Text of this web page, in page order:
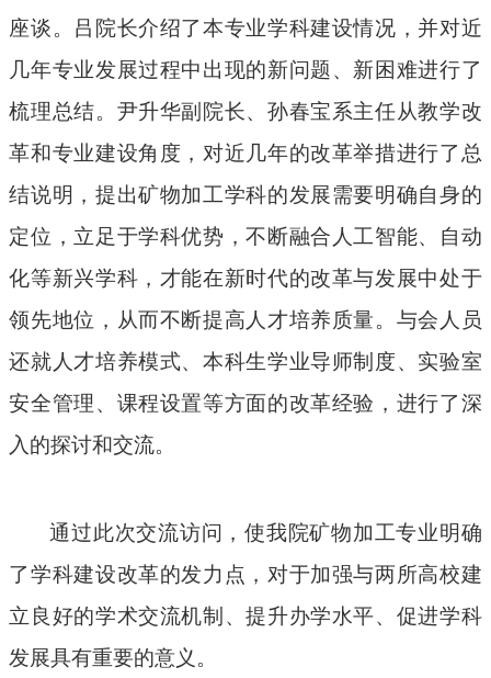
座谈。吕院长介绍了本专业学科建设情况，并对近
几年专业发展过程中出现的新问题、新困难进行了
梳理总结。尹升华副院长、孙春宝系主任从教学改
革和专业建设角度，对近几年的改革举措进行了总
结说明，提出矿物加工学科的发展需要明确自身的
定位，立足于学科优势，不断融合人工智能、自动
化等新兴学科，才能在新时代的改革与发展中处于
领先地位，从而不断提高人才培养质量。与会人员
还就人才培养模式、本科生学业导师制度、实验室
安全管理、课程设置等方面的改革经验，进行了深
入的探讨和交流。
通过此次交流访问，使我院矿物加工专业明确
了学科建设改革的发力点，对于加强与两所高校建
立良好的学术交流机制、提升办学水平、促进学科
发展具有重要的意义。